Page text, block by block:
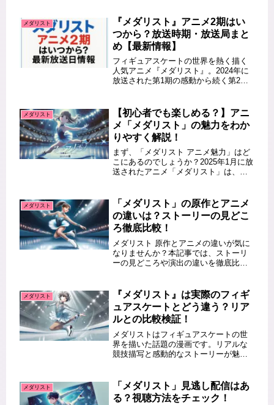
ます。そこで今回は、「メダリスト」
が配信されているサービスや、お得な
視...
メダリスト
『メダリスト』アニメ2期はい
つから？放送時期・放送局まと
め【最新情報】
フィギュアスケートの世界を熱く描く
人気アニメ『メダリスト』。2024年に
放送された第1期の感動から続く第2期
いつ」「メダリスト アニメ 2期 主題
歌」などの最新情報を...
メダリスト
【初心者でも楽しめる？】アニ
メ「メダリスト」の魅力をわか
りやすく解説！
まず、「メダリスト アニメ魅力」はど
こにあるのでしょうか？2025年1月に放
送されたアニメ「メダリスト」は、フ
るのか、ストーリーの見どころや魅力
を詳しく解説します！この記事...
メダリスト
「メダリスト」の原作とアニメ
の違いは？ストーリーの見どこ
ろ徹底比較！
メダリスト 原作とアニメの違いが気に
なりませんか？本記事では、ストーリ
ーの見どころや演出の違いを徹底比較
『メダリスト』の原作とアニメの違い
ストーリーやキャラクター描写の特...
メダリスト
『メダリスト』は実際のフィギ
ュアスケートとどう違う？リア
ルとの比較検証！
メダリストはフィギュアスケートの世
界を描いた話題の漫画です。リアルな
競技描写と感動的なストーリーが魅力
か？ここでは、メダリスト フィギュア
と現実のフィギュアスケートを比較
し、...
メダリスト
「メダリスト」見逃し配信はあ
る？視聴方法をチェック！